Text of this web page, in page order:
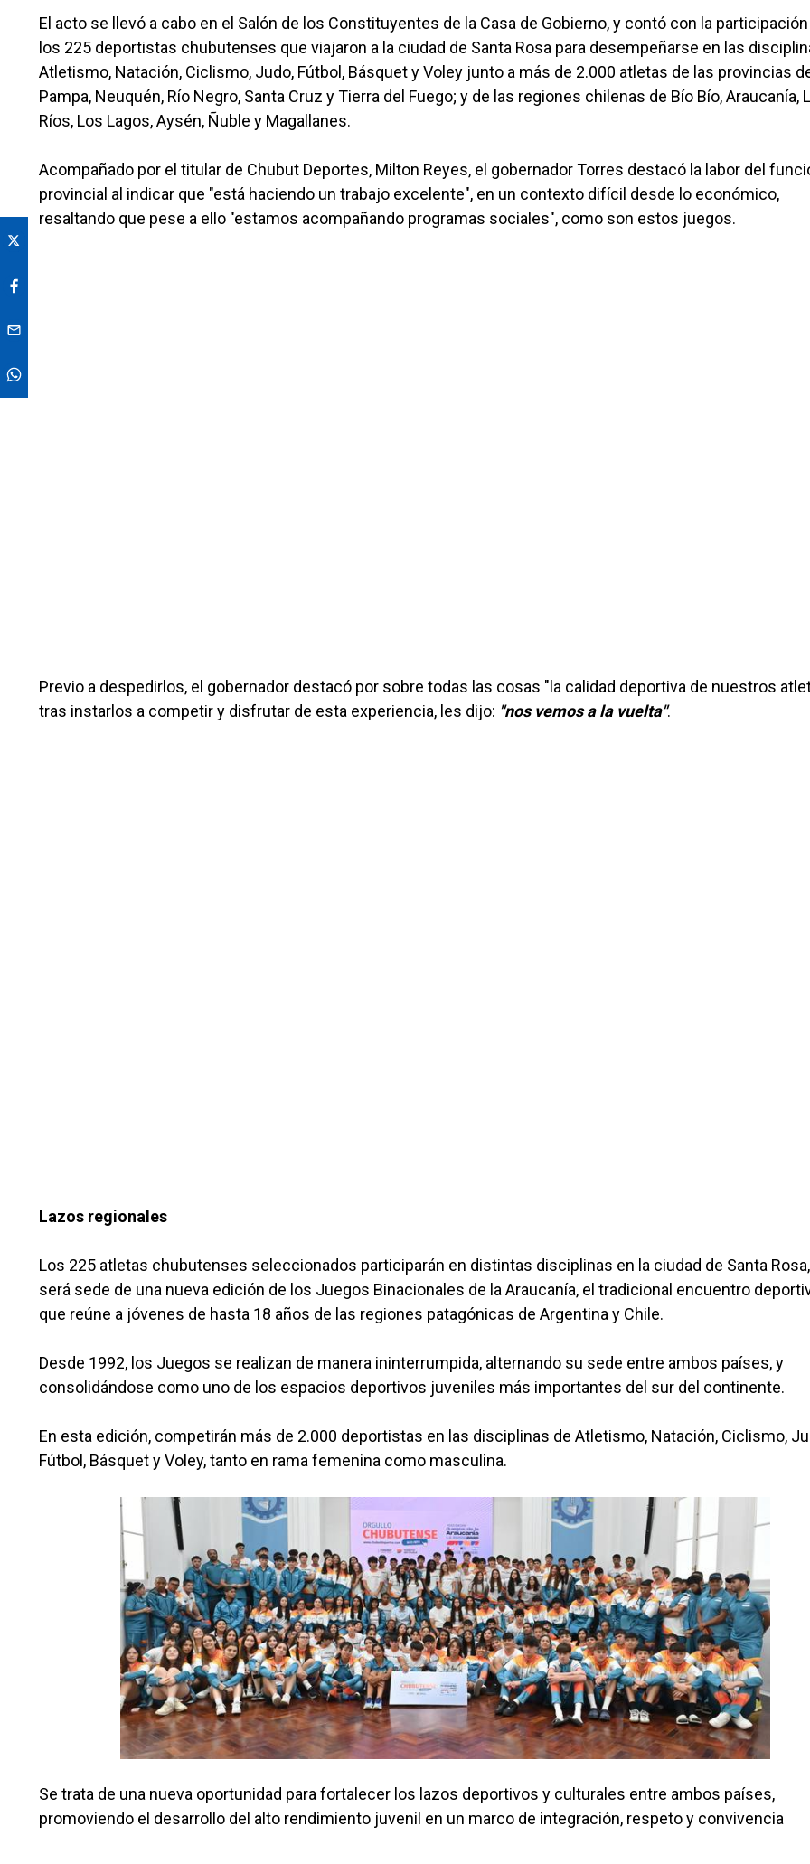
El acto se llevó a cabo en el Salón de los Constituyentes de la Casa de Gobierno, y contó con la
los 225 deportistas chubutenses que viajaron a la ciudad de Santa Rosa para desempeñarse en las
Atletismo, Natación, Ciclismo, Judo, Fútbol, Básquet y Voley junto a más de 2.000 atletas de las provincias
Pampa, Neuquén, Río Negro, Santa Cruz y Tierra del Fuego; y de las regiones chilenas de Bío Bío, Araucanía,
Ríos, Los Lagos, Aysén, Ñuble y Magallanes.
Acompañado por el titular de Chubut Deportes, Milton Reyes, el gobernador Torres destacó la labor del
provincial al indicar que "está haciendo un trabajo excelente", en un contexto difícil desde lo económico,
resaltando que pese a ello "estamos acompañando programas sociales", como son estos juegos.
Previo a despedirlos, el gobernador destacó por sobre todas las cosas "la calidad deportiva de nuestros
tras instarlos a competir y disfrutar de esta experiencia, les dijo: "nos vemos a la vuelta".
Lazos regionales
Los 225 atletas chubutenses seleccionados participarán en distintas disciplinas en la ciudad de Santa
será sede de una nueva edición de los Juegos Binacionales de la Araucanía, el tradicional encuentro
que reúne a jóvenes de hasta 18 años de las regiones patagónicas de Argentina y Chile.
Desde 1992, los Juegos se realizan de manera ininterrumpida, alternando su sede entre ambos países, y
consolidándose como uno de los espacios deportivos juveniles más importantes del sur del continente.
En esta edición, competirán más de 2.000 deportistas en las disciplinas de Atletismo, Natación, Ciclismo,
Fútbol, Básquet y Voley, tanto en rama femenina como masculina.
Se trata de una nueva oportunidad para fortalecer los lazos deportivos y culturales entre ambos países,
promoviendo el desarrollo del alto rendimiento juvenil en un marco de integración, respeto y convivencia